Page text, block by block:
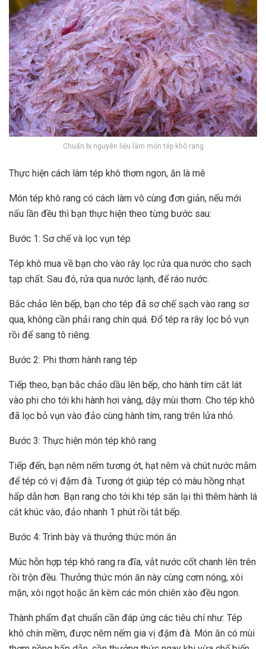
Chuẩn bị nguyên liệu làm món tép khô rang
Thực hiện cách làm tép khô thơm ngon, ăn là mê
Món tép khô rang có cách làm vô cùng đơn giản, nếu mới
nấu lần đều thì bạn thực hiện theo từng bước sau:
Bước 1: Sơ chế và lọc vụn tép
Tép khô mua về bạn cho vào rây lọc rửa qua nước cho sạch
tạp chất. Sau đó, rửa qua nước lạnh, để ráo nước.
Bắc chảo lên bếp, bạn cho tép đã sơ chế sạch vào rang sơ
qua, không cần phải rang chín quá. Đổ tép ra rây lọc bỏ vụn
rồi để sang tô riêng.
Bước 2: Phi thơm hành rang tép
Tiếp theo, bạn bắc chảo dầu lên bếp, cho hành tím cắt lát
vào phi cho tới khi hành hơi vàng, dậy mùi thơm. Cho tép khô
đã lọc bỏ vụn vào đảo cùng hành tím, rang trên lửa nhỏ.
Bước 3: Thực hiện món tép khô rang
Tiếp đến, bạn nêm nếm tương ớt, hạt nêm và chút nước mắm
để tép có vị đậm đà. Tương ớt giúp tép có màu hồng nhạt
hấp dẫn hơn. Bạn rang cho tới khi tép săn lại thì thêm hành lá
cắt khúc vào, đảo nhanh 1 phút rồi tắt bếp.
Bước 4: Trình bày và thưởng thức món ăn
Múc hỗn hợp tép khô rang ra đĩa, vắt nước cốt chanh lên trên
rồi trộn đều. Thưởng thức món ăn này cùng cơm nóng, xôi
mặn, xôi ngọt hoặc ăn kèm các món chiên xào đều ngon.
Thành phẩm đạt chuẩn cần đáp ứng các tiêu chí như: Tép
khô chín mềm, được nêm nếm gia vị đậm đà. Món ăn có mùi